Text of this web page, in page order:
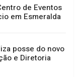
de Eventos
em Esmeralda
posse do novo
e Diretoria